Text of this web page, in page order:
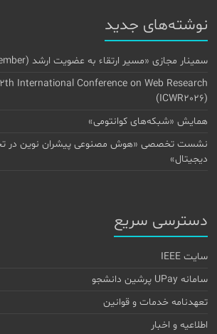
نوشته‌های جدید
سمینار مجازی «مسیر ارتقاء به عضویت ارشد (Senior Member) در IEEE»
International Conference on Web Research
(ICWR2026)
همایش «شبکه‌های کوانتومی»
نشست تخصصی «هوش مصنوعی پیشران نوین در
دیجیتال»
دسترسی سریع
سایت IEEE
سامانه UPay پرشین دانشجو
تعهدنامه خدمات و قوانین
اطلاعیه و اخبار